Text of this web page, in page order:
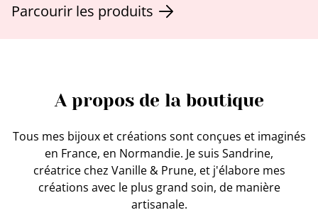
Parcourir les produits
A propos de la boutique
Tous mes bijoux et créations sont conçues et imaginés
en France, en Normandie. Je suis Sandrine,
créatrice chez Vanille & Prune, et j'élabore mes
créations avec le plus grand soin, de manière
artisanale.